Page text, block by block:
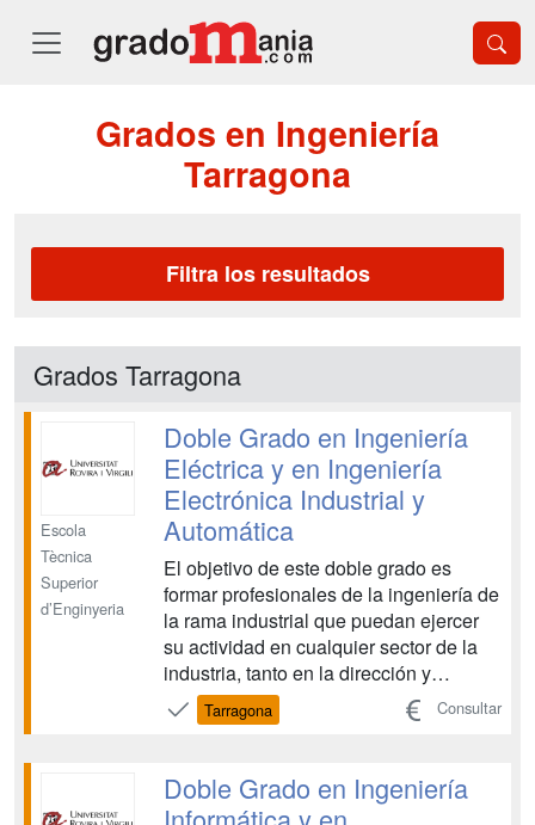
Grados en Ingeniería
Tarragona
Filtra los resultados
Grados Tarragona
Escola
Tècnica
Superior
d’Enginyeria
Doble Grado en Ingeniería
Eléctrica y en Ingeniería
Electrónica Industrial y
Automática
El objetivo de este doble grado es
formar profesionales de la ingeniería de
la rama industrial que puedan ejercer
su actividad en cualquier sector de la
industria, tanto en la dirección y
administración de empresas
industriales como en el sector de I+D+I
eléctrica, electrónica y automática. Este
grado conduce a ...
Tarragona Consultar
Doble Grado en Ingeniería